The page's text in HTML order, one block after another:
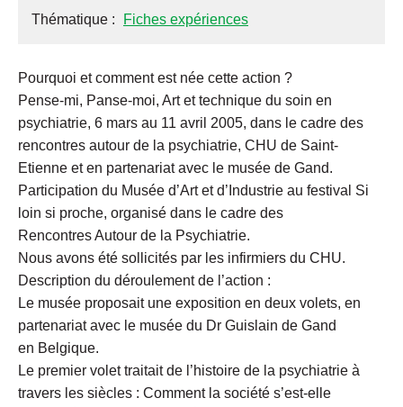
Thématique : Fiches expériences
Pourquoi et comment est née cette action ?
Pense-mi, Panse-moi, Art et technique du soin en
psychiatrie, 6 mars au 11 avril 2005, dans le cadre des
rencontres autour de la psychiatrie, CHU de Saint-
Etienne et en partenariat avec le musée de Gand.
Participation du Musée d’Art et d’Industrie au festival Si
loin si proche, organisé dans le cadre des
Rencontres Autour de la Psychiatrie.
Nous avons été sollicités par les infirmiers du CHU.
Description du déroulement de l’action :
Le musée proposait une exposition en deux volets, en
partenariat avec le musée du Dr Guislain de Gand
en Belgique.
Le premier volet traitait de l’histoire de la psychiatrie à
travers les siècles : Comment la société s’est-elle